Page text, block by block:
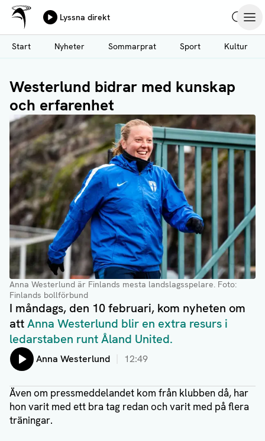
Hoppa
till
huvudinnehåll
Ålands Radio & TV
Lyssna direkt
Start
Nyheter Sommarprat Sport Kultur
Westerlund bidrar med kunskap
och erfarenhet
Anna Westerlund är Finlands mesta landslagsspelare. Foto:
Finlands bollförbund
I måndags, den 10 februari, kom nyheten om
attAnna Westerlund blir en extra resurs i
ledarstaben runt Åland United.
Lyssna på:
Anna Westerlund 12:49
Även om pressmeddelandet kom från klubben då, har
hon varit med ett bra tag redan och varit med på flera
träningar.